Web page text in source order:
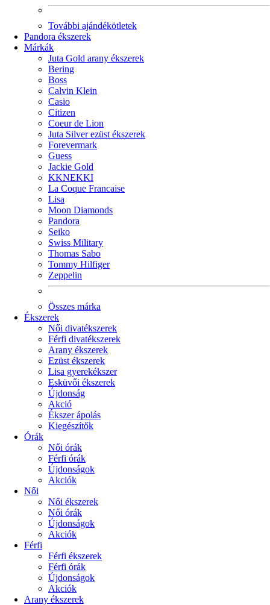
További ajándékötletek
Pandora ékszerek
Márkák
Juta Gold arany ékszerek
Bering
Boss
Calvin Klein
Casio
Citizen
Coeur de Lion
Juta Silver ezüst ékszerek
Forevermark
Guess
Jackie Gold
KKNEKKI
La Coque Francaise
Lisa
Moon Diamonds
Pandora
Seiko
Swiss Military
Thomas Sabo
Tommy Hilfiger
Zeppelin
Összes márka
Ékszerek
Női divatékszerek
Férfi divatékszerek
Arany ékszerek
Ezüst ékszerek
Lisa gyerekékszer
Esküvői ékszerek
Újdonság
Akció
Ékszer ápolás
Kiegészítők
Órák
Női órák
Férfi órák
Újdonságok
Akciók
Női
Női ékszerek
Női órák
Újdonságok
Akciók
Férfi
Férfi ékszerek
Férfi órák
Újdonságok
Akciók
Arany ékszerek